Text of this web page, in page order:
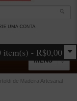
UMA CONTA.
item(s) - R$0,00
MENU
de Madeira Artesanal